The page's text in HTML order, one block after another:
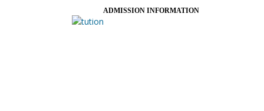
ADMISSION INFORMATION